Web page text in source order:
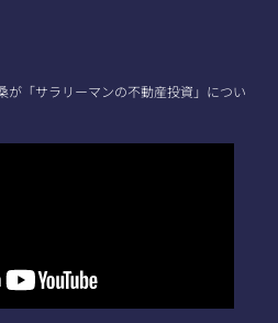
が「サラリーマンの不動産投資」につい